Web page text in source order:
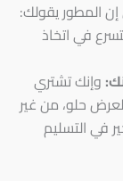
المطور يقولك:
في اتخاذ
وإنك تشتري
حلو، من غير
في التسليم